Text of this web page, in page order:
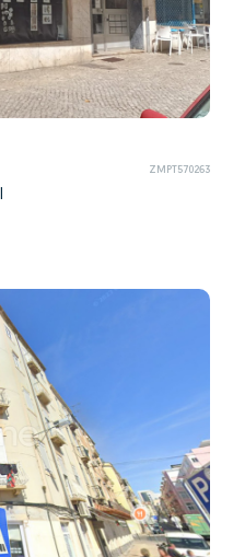
ZMPT570263